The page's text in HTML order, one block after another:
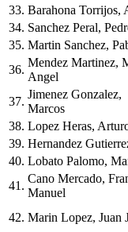
33. Barahona Torrijos,
34. Sanchez Peral,
35. Martin Sanchez,
36.
Mendez Martinez,
Angel
37.
Jimenez Gonzalez,
Marcos
38. Lopez Heras,
39. Hernandez
40. Lobato Palomo,
41.
Cano Mercado,
Manuel
42. Marin Lopez, Juan